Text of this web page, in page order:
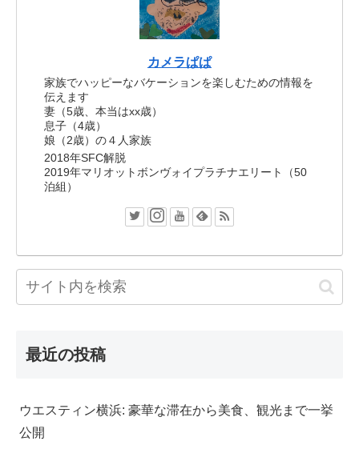
カメラぱぱ
家族でハッピーなバケーションを楽しむための情報を
伝えます
妻（5歳、本当はxx歳）
息子（4歳）
娘（2歳）の４人家族
2018年SFC解脱
2019年マリオットボンヴォイプラチナエリート（50
泊組）
最近の投稿
ウエスティン横浜: 豪華な滞在から美食、観光まで一挙
公開